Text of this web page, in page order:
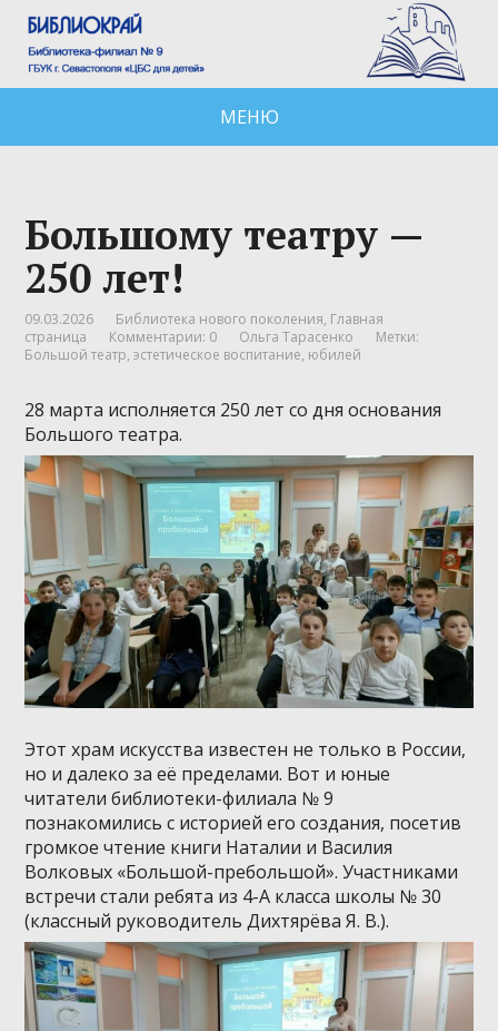
МЕНЮ
Большому театру —
250 лет!
09.03.2026 Библиотека нового поколения, Главная
страница
Комментарии: 0 Ольга Тарасенко
Метки:
Большой театр,эстетическое воспитание, юбилей
28 марта исполняется 250 лет со дня основания
Большого театра.
Этот храм искусства известен не только в России,
но и далеко за её пределами. Вот и юные
читатели библиотеки-филиала № 9
познакомились с историей его создания, посетив
громкое чтение книги Наталии и Василия
Волковых «Большой-пребольшой». Участниками
встречи стали ребята из 4-А класса школы № 30
(классный руководитель Дихтярёва Я. В.).